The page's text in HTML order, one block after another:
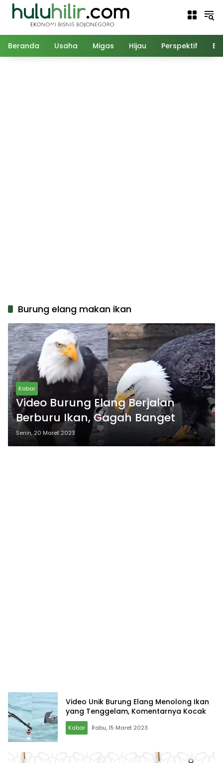
Langsung
Beranda Usaha Migas Hijau Perspektif
Burung elang makan ikan
Kabar
Video Burung Elang Berjalan
Berburu Ikan, Gagah Banget
Senin, 20 Maret 2023
Video Unik Burung Elang Menolong Ikan
yang Tenggelam, Komentarnya Kocak
Kabar Rabu, 15 Maret 2023